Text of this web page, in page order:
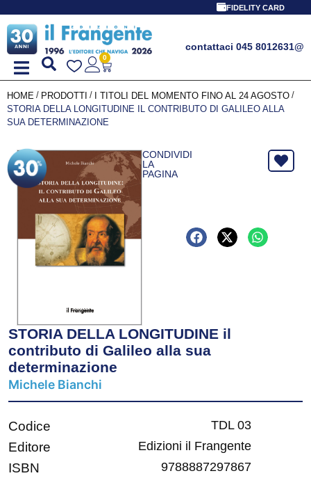
FIDELITY CARD
contattaci 045 8012631@
0
HOME / PRODOTTI / I TITOLI DEL MOMENTO FINO AL 24 AGOSTO /
STORIA DELLA LONGITUDINE IL CONTRIBUTO DI GALILEO ALLA
SUA DETERMINAZIONE
CONDIVIDI
LA
PAGINA
STORIA DELLA LONGITUDINE il
contributo di Galileo alla sua
determinazione
Michele Bianchi
Codice TDL 03
Editore Edizioni il Frangente
ISBN 9788887297867